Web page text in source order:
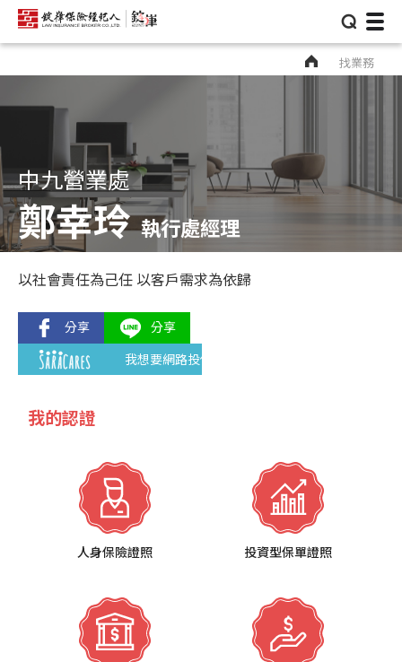
⌕
找業務
中九營業處
鄭幸玲 執行處經理
以社會責任為己任 以客戶需求為依歸
我想要網路投保
我的認證
人身保險證照 投資型保單證照